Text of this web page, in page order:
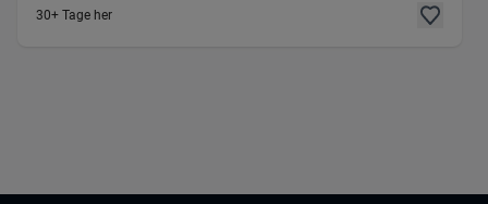
30+ Tage her